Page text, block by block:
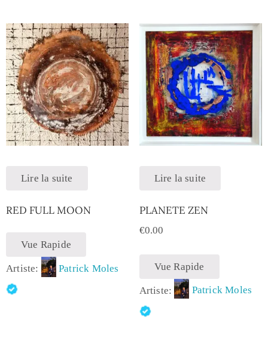
Lire la suite
RED FULL MOON
Vue Rapide
Artiste: Patrick Moles
Lire la suite
PLANETE ZEN
€0.00
Vue Rapide
Artiste: Patrick Moles